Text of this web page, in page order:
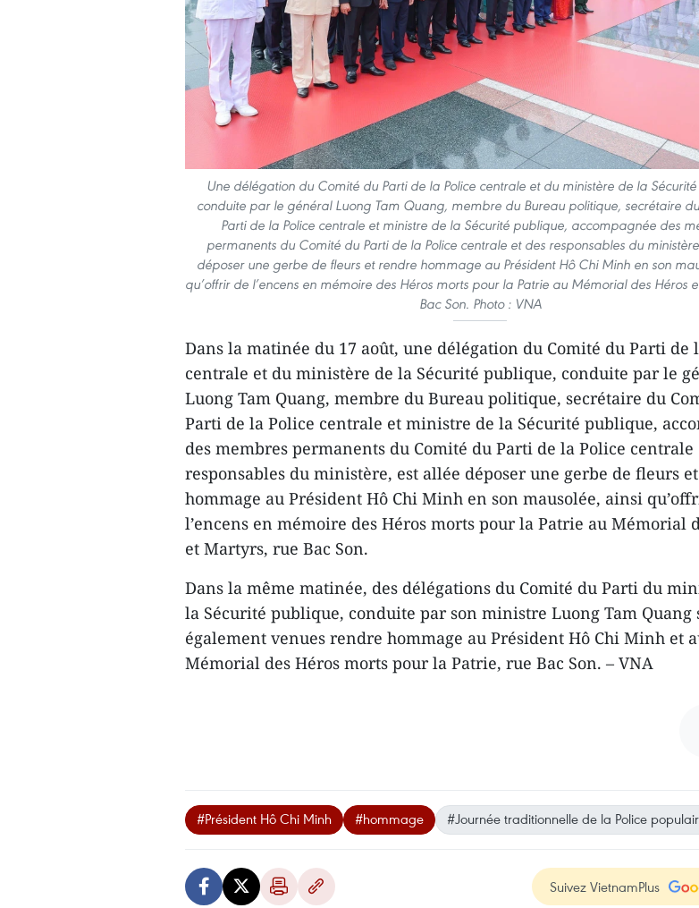
Une délégation du Comité du Parti de la Police centrale et du ministère de la
conduite par le général Luong Tam Quang, membre du Bureau politique, secrétaire
Parti de la Police centrale et ministre de la Sécurité publique, accompagnée des
permanents du Comité du Parti de la Police centrale et des responsables du
déposer une gerbe de fleurs et rendre hommage au Président Hô Chi Minh en son
qu’offrir de l’encens en mémoire des Héros morts pour la Patrie au Mémorial des Héros
Bac Son. Photo : VNA
Dans la matinée du 17 août, une délégation du Comité du Parti de
centrale et du ministère de la Sécurité publique, conduite par le
Luong Tam Quang, membre du Bureau politique, secrétaire du
Parti de la Police centrale et ministre de la Sécurité publique,
des membres permanents du Comité du Parti de la Police centrale
responsables du ministère, est allée déposer une gerbe de fleurs
hommage au Président Hô Chi Minh en son mausolée, ainsi
l’encens en mémoire des Héros morts pour la Patrie au Mémorial
et Martyrs, rue Bac Son.
Dans la même matinée, des délégations du Comité du Parti du
la Sécurité publique, conduite par son ministre Luong Tam Quang
également venues rendre hommage au Président Hô Chi Minh et
Mémorial des Héros morts pour la Patrie, rue Bac Son. – VNA
#Président Hô Chi Minh #hommage #Journée traditionnelle de la Police
Suivez VietnamPlus